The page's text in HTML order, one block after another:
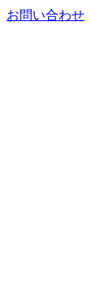
お問い合わせ